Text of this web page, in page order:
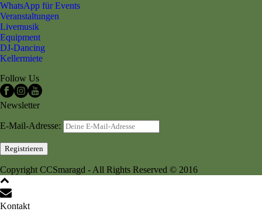
WhatsApp für Events
Veranstaltungen
Livemusik
Equipment
DJ-Dancing
Kellermiete
Follow Us
Newsletter
E-Mail-Adresse:
Copyright CCSmaragd - All Rights Reserved © 2016
Kontakt